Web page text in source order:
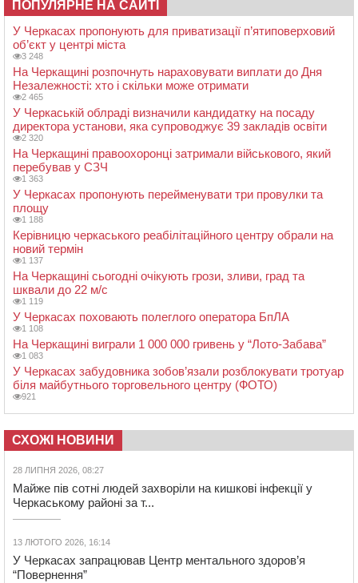
ПОПУЛЯРНЕ НА САЙТІ
У Черкасах пропонують для приватизації п’ятиповерховий
об’єкт у центрі міста
3 248
На Черкащині розпочнуть нараховувати виплати до Дня
Незалежності: хто і скільки може отримати
2 465
У Черкаській облраді визначили кандидатку на посаду
директора установи, яка супроводжує 39 закладів освіти
2 320
На Черкащині правоохоронці затримали військового, який
перебував у СЗЧ
1 363
У Черкасах пропонують перейменувати три провулки та
площу
1 188
Керівницю черкаського реабілітаційного центру обрали на
новий термін
1 137
На Черкащині сьогодні очікують грози, зливи, град та
шквали до 22 м/с
1 119
У Черкасах поховають полеглого оператора БпЛА
1 108
На Черкащині виграли 1 000 000 гривень у “Лото-Забава”
1 083
У Черкасах забудовника зобов’язали розблокувати тротуар
біля майбутнього торговельного центру (ФОТО)
921
СХОЖІ НОВИНИ
28 ЛИПНЯ 2026, 08:27
Майже пів сотні людей захворіли на кишкові інфекції у
Черкаському районі за т...
13 ЛЮТОГО 2026, 16:14
У Черкасах запрацював Центр ментального здоров’я
“Повернення”